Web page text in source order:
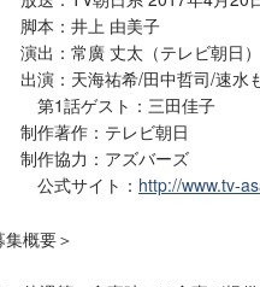
脚本：井上 由美子
演出：常廣 丈太（テレビ朝日
出演：天海祐希/田中哲司/速水
第1話ゲスト：三田佳子
制作著作：テレビ朝日
制作協力：アズバーズ
公式サイト： http://www.tv-
集概要＞